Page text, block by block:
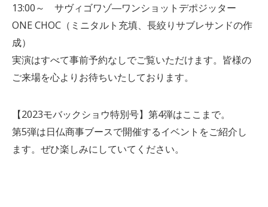
13:00～ サヴィゴワゾ―ワンショットデポジッター
ONE CHOC（ ミニタルト充填、長絞りサブレサンドの作
成）
実演はすべて事前予約なしでご覧いただけます。皆様の
ご来場を心よりお待ちいたしております。
【2023モバックショウ特別号】第4弾はここまで。
第5弾は日仏商事ブースで開催するイベントをご紹介し
ます。ぜひ楽しみにしていてください。